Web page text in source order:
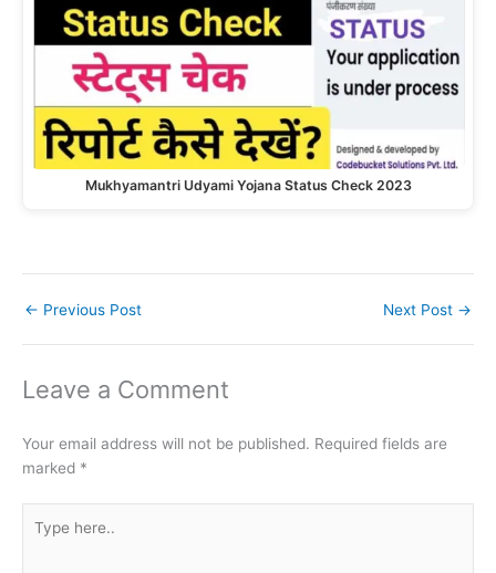
Mukhyamantri Udyami Yojana Status Check 2023
← Previous Post Next Post →
Leave a Comment
Your email address will not be published. Required fields are
marked *
here..